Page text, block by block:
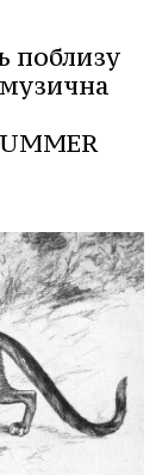
поблизу